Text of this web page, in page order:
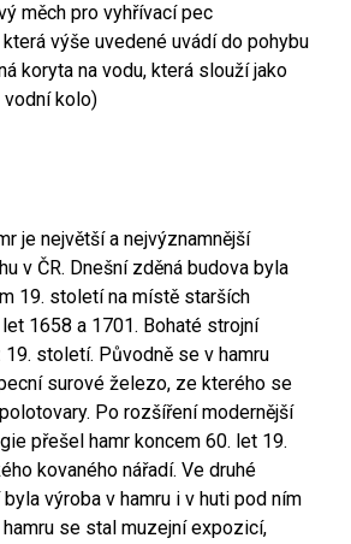
měch pro vyhřívací pec
výše uvedené uvádí do pohybu
koryta na vodu, která slouží jako
kolo)
je největší a nejvýznamnější
v ČR. Dnešní zděná budova byla
19. století na místě starších
1658 a 1701. Bohaté strojní
století. Původně se v hamru
surové železo, ze kterého se
Po rozšíření modernější
přešel hamr koncem 60. let 19.
kovaného nářadí. Ve druhé
výroba v hamru i v huti pod ním
se stal muzejní expozicí,